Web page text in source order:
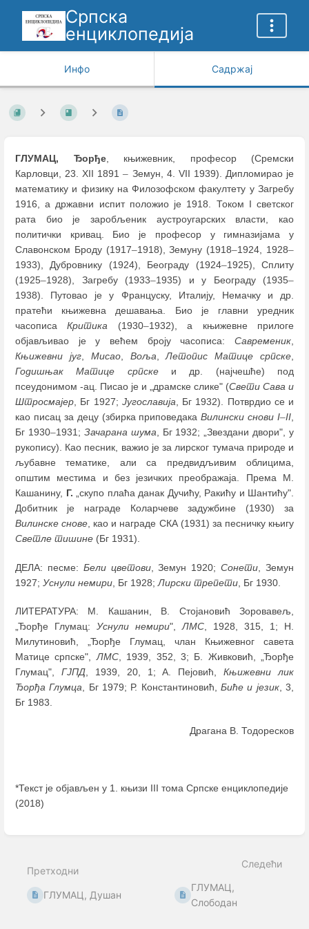
Српска
енциклопедија
Инфо Садржај
ГЛУМАЦ, Ђорђе, књижевник, професор (Сремски
Карловци, 23. XII 1891– Земун, 4. VII 1939). Дипломирао је
математику и физику на Филозофском факултету у Загребу
1916, а државни испит положио је 1918. Током I светског
рата био је заробљеник аустроугарских власти, као
политички кривац. Био је професор у гимназијама у
Славонском Броду (1917–1918), Земуну (1918–1924, 1928–
1933), Дубровнику (1924), Београду (1924–1925), Сплиту
(1925–1928), Загребу (1933–1935) и у Београду (1935–
1938). Путовао је у Француску, Италију, Немачку и др.
пратећи књижевна дешавања. Био је главни уредник
часописаКритика (1930–1932), а књижевне прилоге
објављивао је у већем броју часописа: Савременик,
Књижевни југ, Мисао, Воља,Летопис Матице српске,
Годишњак Матице српскеи др. (најчешће) под
псеудонимом -ац. Писао је и „драмске слике" (Свети Сава и
Штросмајер, Бг 1927; Југославија, Бг 1932). Потврдио се и
као писац за децу (збирка приповедакаВилински снови I–II,
Бг 1930–1931; Зачарана шума, Бг 1932; „Звездани двори", у
рукопису). Као песник, важио је за лирског тумача природе и
љубавне тематике, али са предвидљивим облицима,
општим местима и без језичких преображаја. Према М.
Кашанину, Г. „скупо плаћа данак Дучићу, Ракићу и Шантићу".
Добитник је награде Коларчеве задужбине (1930) за
Вилинске снове, као и награде СКА (1931) за песничку књигу
Светле тишине (Бг 1931).
ДЕЛА: песме: Бели цветови, Земун 1920;Сонети , Земун
1927; Уснули немири , Бг 1928; Лирски трепети , Бг 1930.
ЛИТЕРАТУРА: М. Кашанин, В. Стојановић Зоровавељ,
„Ђорђе Глумац: Уснули немири", ЛМС , 1928, 315, 1; Н.
Милутиновић, „Ђорђе Глумац, члан Књижевног савета
Матице српске", ЛМС, 1939, 352, 3; Б. Живковић, „Ђорђе
Глумац", ГЈПД, 1939, 20, 1; А. Пејовић,Књижевни лик
Ђорђа Глумца , Бг 1979; Р. Константиновић,Биће и језик, 3,
Бг 1983.
Драгана В. Тодоресков
*Текст је објављен у 1. књизи III тома Српске енциклопедије
(2018)
mode
Претходни
ГЛУМАЦ, Душан
Следећи
ГЛУМАЦ,
Слободан